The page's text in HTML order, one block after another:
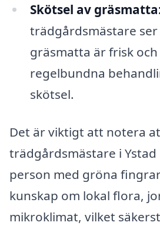
Skötsel av
trädgårdsmästare
gräsmatta är frisk
regelbundna
skötsel.
Det är viktigt att notera
trädgårdsmästare i
person med gröna
kunskap om lokal flora,
mikroklimat, vilket